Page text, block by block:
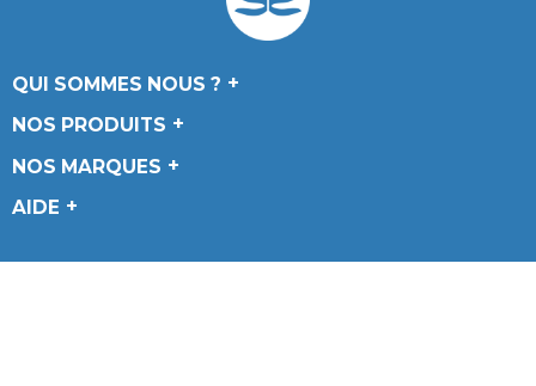
QUI SOMMES NOUS ?
NOS PRODUITS
NOS MARQUES
AIDE